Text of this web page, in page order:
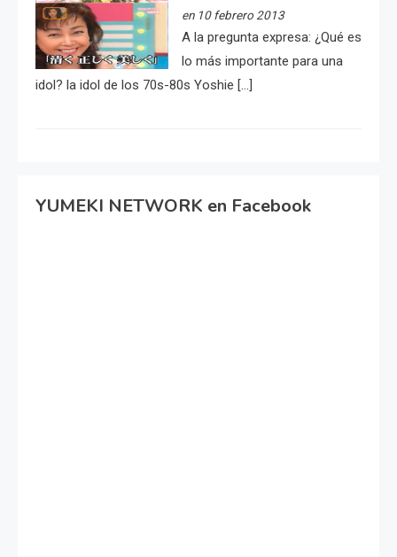
en 10 febrero 2013
A la pregunta expresa: ¿Qué es
lo más importante para una
idol? la idol de los 70s-80s Yoshie […]
YUMEKI NETWORK en Facebook